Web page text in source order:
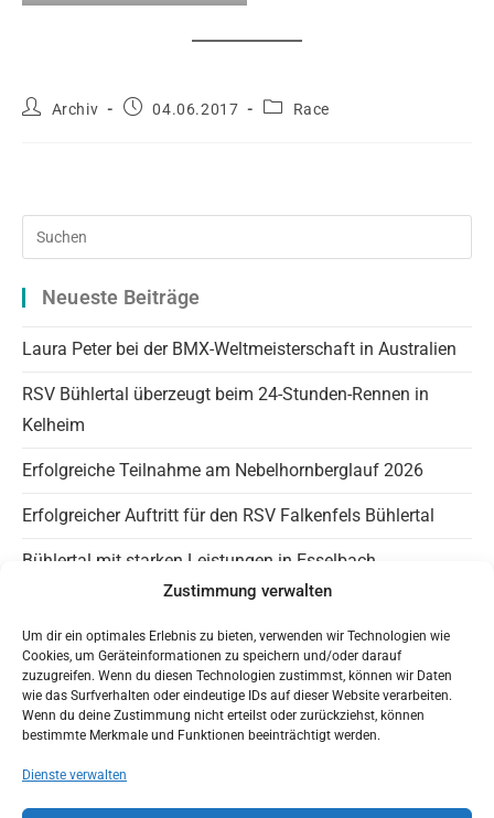
Zustimmung verwalten
Um dir ein optimales Erlebnis zu bieten, verwenden wir Technologien wie
Cookies, um Geräteinformationen zu speichern und/oder darauf
zuzugreifen. Wenn du diesen Technologien zustimmst, können wir Daten
wie das Surfverhalten oder eindeutige IDs auf dieser Website verarbeiten.
Wenn du deine Zustimmung nicht erteilst oder zurückziehst, können
bestimmte Merkmale und Funktionen beeinträchtigt werden.
Dienste verwalten
Beitrags-
Archiv
Beitrag04.06.2017
Beitrags-
Race
Neueste Beiträge
Laura Peter bei der BMX-Weltmeisterschaft in Australien
RSV Bühlertal überzeugt beim 24-Stunden-Rennen in
Kelheim
Erfolgreiche Teilnahme am Nebelhornberglauf 2026
Erfolgreicher Auftritt für den RSV Falkenfels Bühlertal
Bühlertal mit starken Leistungen in Esselbach
Panaromagravel auf Instagram
Trainingszeiten
HaLT – Jugendfreundlicher Verein
Mit Google Maps nach Bühlertal